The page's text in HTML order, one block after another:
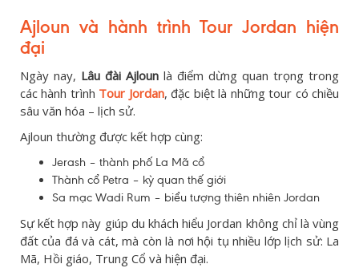
Ajloun và hành trình Tour Jordan hiện
đại
Ngày nay, Lâu đài Ajloun là điểm dừng quan trọng trong
các hành trình Tour Jordan, đặc biệt là những tour có chiều
sâu văn hóa – lịch sử.
Ajloun thường được kết hợp cùng:
Jerash – thành phố La Mã cổ
Thành cổ Petra – kỳ quan thế giới
Sa mạc Wadi Rum – biểu tượng thiên nhiên Jordan
Sự kết hợp này giúp du khách hiểu Jordan không chỉ là vùng
đất của đá và cát, mà còn là nơi hội tụ nhiều lớp lịch sử: La
Mã, Hồi giáo, Trung Cổ và hiện đại.